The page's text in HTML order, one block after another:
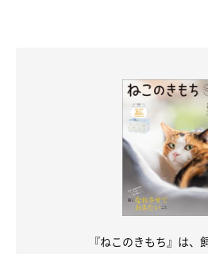
『ねこのきもち』は、